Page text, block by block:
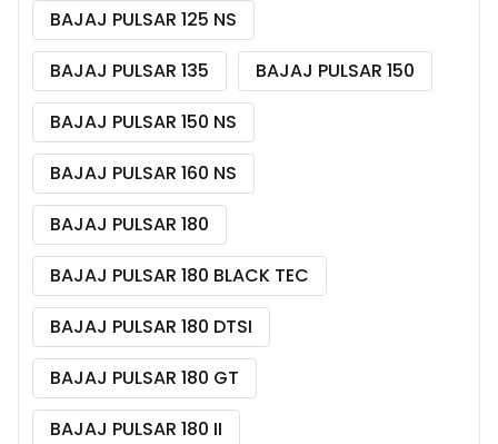
BAJAJ PULSAR 125 NS
BAJAJ PULSAR 135
BAJAJ PULSAR 150
BAJAJ PULSAR 150 NS
BAJAJ PULSAR 160 NS
BAJAJ PULSAR 180
BAJAJ PULSAR 180 BLACK TEC
BAJAJ PULSAR 180 DTSI
BAJAJ PULSAR 180 GT
BAJAJ PULSAR 180 II